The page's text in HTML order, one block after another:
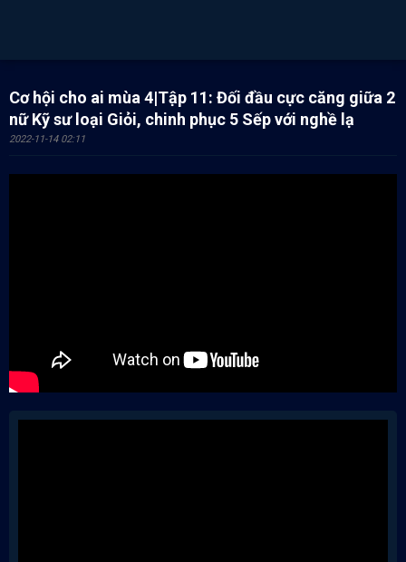
Cơ hội cho ai mùa 4|Tập 11: Đối đầu cực căng giữa 2
nữ Kỹ sư loại Giỏi, chinh phục 5 Sếp với nghề lạ
2022-11-14 02:11